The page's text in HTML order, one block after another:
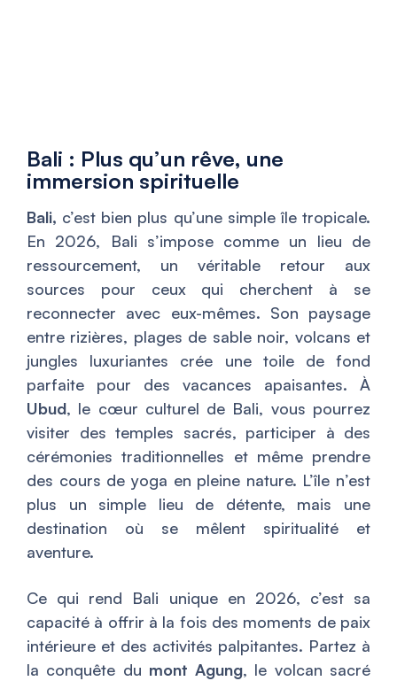
Bali : Plus qu’un rêve, une
immersion spirituelle
Bali, c’est bien plus qu’une simple île tropicale.
En 2026, Bali s’impose comme un lieu de
ressourcement, un véritable retour aux
sources pour ceux qui cherchent à se
reconnecter avec eux-mêmes. Son paysage
entre rizières, plages de sable noir, volcans et
jungles luxuriantes crée une toile de fond
parfaite pour des vacances apaisantes. À
Ubud, le cœur culturel de Bali, vous pourrez
visiter des temples sacrés, participer à des
cérémonies traditionnelles et même prendre
des cours de yoga en pleine nature. L’île n’est
plus un simple lieu de détente, mais une
destination où se mêlent spiritualité et
aventure.
Ce qui rend Bali unique en 2026, c’est sa
capacité à offrir à la fois des moments de paix
intérieure et des activités palpitantes. Partez à
la conquête du mont Agung, le volcan sacré